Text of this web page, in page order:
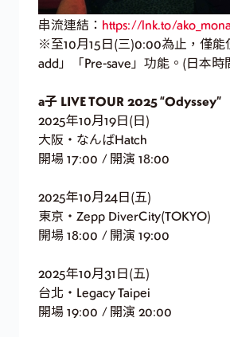
串流連結： https://lnk.to/
※至10月15日(三)0:00為止，僅能
add」「Pre-save」功能。(日本時
a子 LIVE TOUR 2025 “Odyssey”
2025年10月19日(日)
大阪・なんばHatch
開場 17:00 / 開演 18:00
2025年10月24日(五)
東京・Zepp DiverCity(TOKYO)
開場 18:00 / 開演 19:00
2025年10月31日(五)
台北・Legacy Taipei
開場 19:00 / 開演 20:00